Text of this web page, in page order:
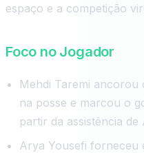
espaço e a competição
Foco no Jogador
Mehdi Taremi ancorou
na posse e marcou o
partir da assistência de
Arya Yousefi forneceu